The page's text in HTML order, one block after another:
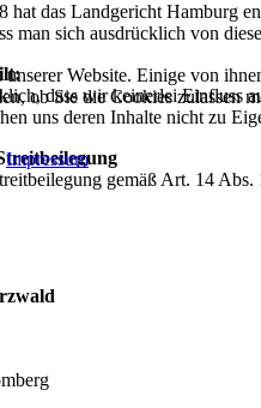
das Landgericht Hamburg
man sich ausdrücklich von
dass wir keinerlei Einfluss
uns deren Inhalte nicht zu
gemäß Art. 14
Website. Einige von
ob Sie die Cookies zulassen
Impressum